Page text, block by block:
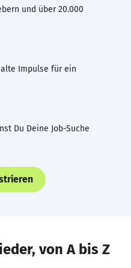
und über 20.000
Impulse für ein
Du Deine Job-Suche
von A bis Z